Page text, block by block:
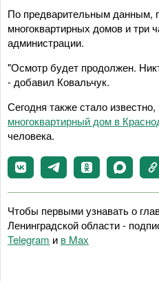
По предварительным данным,
многоквартирных домов и три
администрации.
"Осмотр будет продолжен.
- добавил Ковальчук.
Сегодня также стало известно,
многоквартирный дом в
человека.
Чтобы первыми узнавать о
Ленинградской области -
Telegram и в Maх